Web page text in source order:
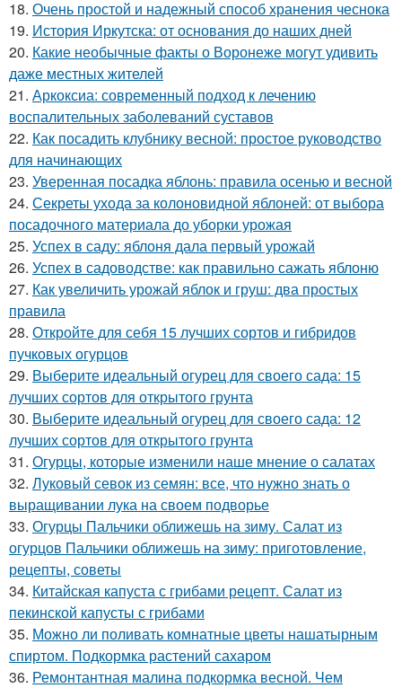
18. Очень простой и надежный способ хранения чеснока
19. История Иркутска: от основания до наших дней
20. Какие необычные факты о Воронеже могут удивить
даже местных жителей
21. Аркоксиа: современный подход к лечению
воспалительных заболеваний суставов
22. Как посадить клубнику весной: простое руководство
для начинающих
23. Уверенная посадка яблонь: правила осенью и весной
24. Секреты ухода за колоновидной яблоней: от выбора
посадочного материала до уборки урожая
25. Успех в саду: яблоня дала первый урожай
26. Успех в садоводстве: как правильно сажать яблоню
27. Как увеличить урожай яблок и груш: два простых
правила
28. Откройте для себя 15 лучших сортов и гибридов
пучковых огурцов
29. Выберите идеальный огурец для своего сада: 15
лучших сортов для открытого грунта
30. Выберите идеальный огурец для своего сада: 12
лучших сортов для открытого грунта
31. Огурцы, которые изменили наше мнение о салатах
32. Луковый севок из семян: все, что нужно знать о
выращивании лука на своем подворье
33. Огурцы Пальчики оближешь на зиму. Салат из
огурцов Пальчики оближешь на зиму: приготовление,
рецепты, советы
34. Китайская капуста с грибами рецепт. Салат из
пекинской капусты с грибами
35. Можно ли поливать комнатные цветы нашатырным
спиртом. Подкормка растений сахаром
36. Ремонтантная малина подкормка весной. Чем